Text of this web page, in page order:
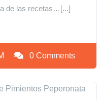
de las recetas…[...]
0 Comments